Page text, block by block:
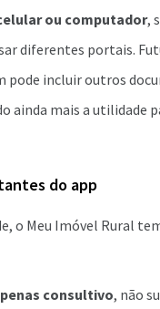
ou computador,
diferentes portais.
incluir outros
ainda mais a utilidade
do app
o Meu Imóvel Rural
consultivo, não